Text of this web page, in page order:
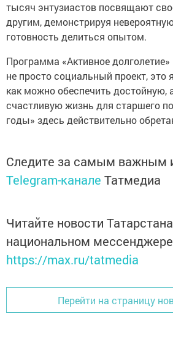
тысяч энтузиастов посвящают
другим, демонстрируя
готовность делиться опытом.
Программа «Активное
не просто социальный проект, это
как можно обеспечить достойную,
счастливую жизнь для старшего
годы» здесь действительно
Следите за самым важным
Telegram-канале Татмедиа
Читайте новости
национальном
https://max.ru/tatmedia
Перейти на страницу